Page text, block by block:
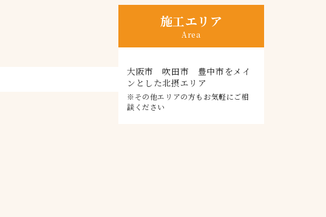
施工エリア
Area
大阪市 吹田市 豊中市をメイ
ンとした北摂エリア
※その他エリアの方もお気軽にご相
談ください